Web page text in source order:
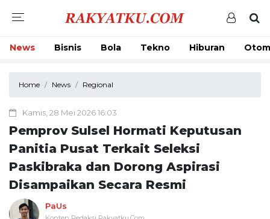
News Bisnis Bola Tekno Hiburan
Home News Regional
Kamis, 28 Mei 2026 16:03
Pemprov Sulsel Hormati Keputusan
Panitia Pusat Terkait Seleksi
Paskibraka dan Dorong Aspirasi
Disampaikan Secara Resmi
PaUs